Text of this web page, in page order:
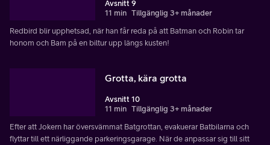
Avsnitt 9
11 min Tillgänglig 3+ månader
Redbird blir upphetsad, när han får reda på att Batman och Robin tar
honom och Bam på en biltur upp längs kusten!
Grotta, kära grotta
Avsnitt 10
11 min Tillgänglig 3+ månader
Efter att Jokern har översvämmat Batgrottan, evakuerar Batbilarna och
flyttar till ett närliggande parkeringsgarage. När de anpassar sig till sitt